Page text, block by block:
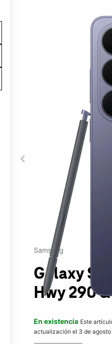
Samsung
Galaxy
Hwy 290
En existencia Este
actualización el 3 de agosto